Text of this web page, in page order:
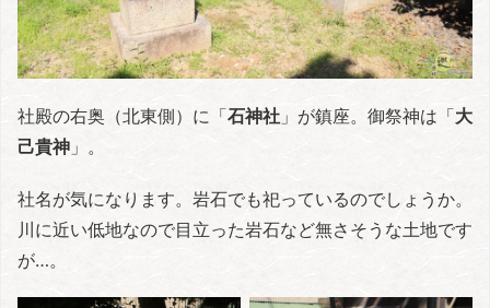
社殿の右奥（北東側）に「石神社 」が鎮座。御祭神は「大
己貴神 」。
社名が気になります。岩石でも祀っているのでしょうか。
川に近い低地なので目立った岩石など無さそうな土地です
が…。